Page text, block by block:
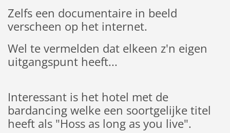
Zelfs een documentaire in beeld
verscheen op het internet.
Wel te vermelden dat elkeen z'n eigen
uitgangspunt heeft...
Interessant is het hotel met de
bardancing welke een soortgelijke titel
heeft als "Hoss as long as you live".